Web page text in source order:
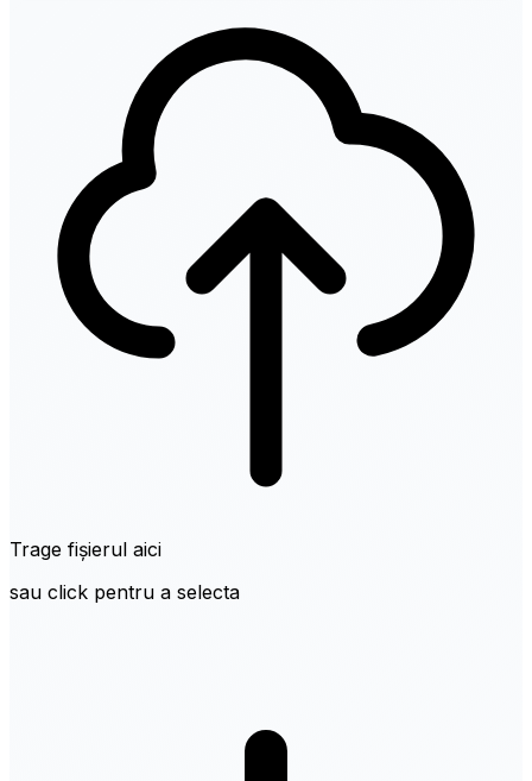
Trage fișierul aici
sau click pentru a selecta